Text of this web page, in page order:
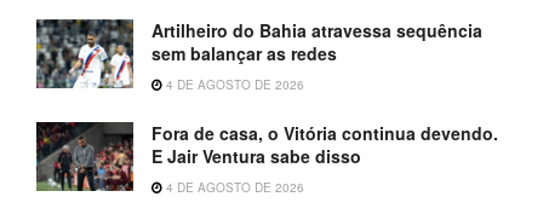
Artilheiro do Bahia atravessa sequência
sem balançar as redes
4 DE AGOSTO DE 2026
Fora de casa, o Vitória continua devendo.
E Jair Ventura sabe disso
4 DE AGOSTO DE 2026